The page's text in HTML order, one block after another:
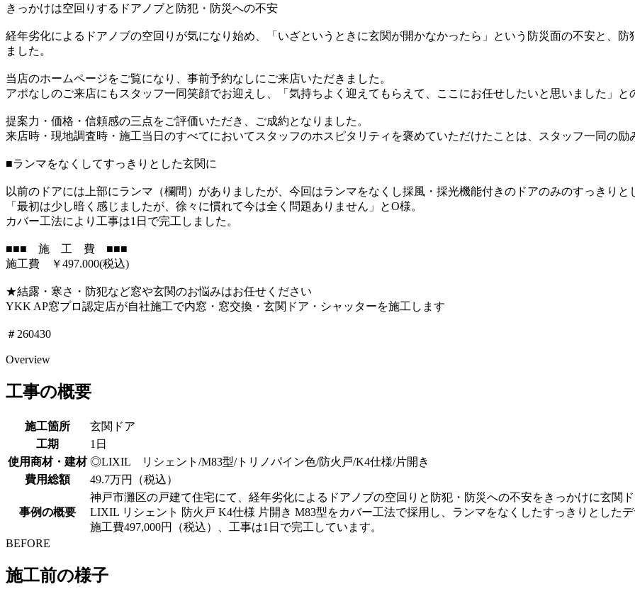
きっかけは空回りするドアノブと防犯・防災への不安
経年劣化によるドアノブの空回りが気になり始め、「いざというときに玄関が開かなかったら」という防災面の不安と、
ました。
当店のホームページをご覧になり、事前予約なしにご来店いただきました。
アポなしのご来店にもスタッフ一同笑顔でお迎えし、「気持ちよく迎えてもらえて、ここにお任せしたいと思いました」と
提案力・価格・信頼感の三点をご評価いただき、ご成約となりました。
来店時・現地調査時・施工当日のすべてにおいてスタッフのホスピタリティを褒めていただけたことは、スタッフ一同の励
■ランマをなくしてすっきりとした玄関に
以前のドアには上部にランマ（欄間）がありましたが、今回はランマをなくし採風・採光機能付きのドアのみのすっきりと
「最初は少し暗く感じましたが、徐々に慣れて今は全く問題ありません」とO様。
カバー工法により工事は1日で完工しました。
■■■ 施 工 費 ■■■
施工費 ￥497.000(税込)
★結露・寒さ・防犯など窓や玄関のお悩みはお任せください
YKK AP窓プロ認定店が自社施工で内窓・窓交換・玄関ドア・シャッターを施工します
＃260430
Overview
工事の概要
施工箇所
玄関ドア
工期
1日
使用商材・建材 ◎LIXIL リシェント/M83型/トリノパイン色/防火戸/K4仕様/片開き
費用総額
49.7万円（税込）
事例の概要
神戸市灘区の戸建て住宅にて、経年劣化によるドアノブの空回りと防犯・防災への不安をきっかけに玄関ド
LIXIL リシェント 防火戸 K4仕様 片開き M83型をカバー工法で採用し、ランマをなくしたすっきりとしたデ
施工費497,000円（税込）、工事は1日で完工しています。
BEFORE
施工前の様子